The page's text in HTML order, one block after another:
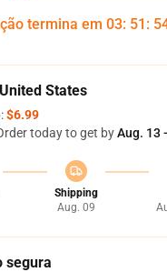
termina em 03: 51 :
States
$6.99
today to get byAug. 13
Shipping
Aug. 09
segura